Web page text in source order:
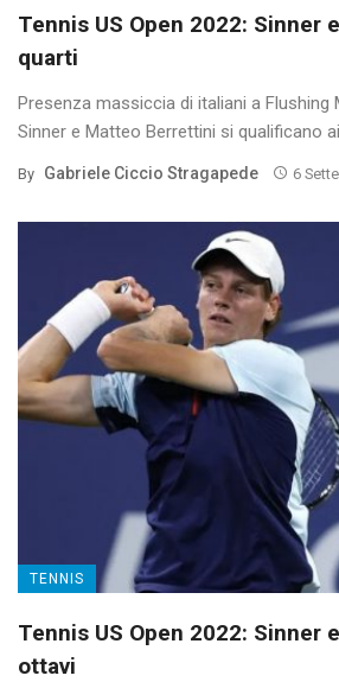
Tennis US Open 2022: Sinner
quarti
Presenza massiccia di italiani a Flushing
Sinner e Matteo Berrettini si qualificano ai
By Gabriele Ciccio Stragapede 6
TENNIS
Tennis US Open 2022: Sinner
ottavi